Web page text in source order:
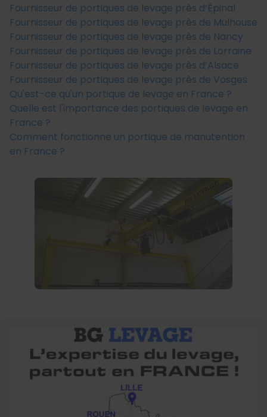
Fournisseur de portiques de levage près d’Épinal
Fournisseur de portiques de levage près de Mulhouse
Fournisseur de portiques de levage près de Nancy
Fournisseur de portiques de levage près de Lorraine
Fournisseur de portiques de levage près d’Alsace
Fournisseur de portiques de levage près de Vosges
Qu'est-ce qu'un portique de levage en France ?
Quelle est l'importance des portiques de levage en
France ?
Comment fonctionne un portique de manutention
en France ?